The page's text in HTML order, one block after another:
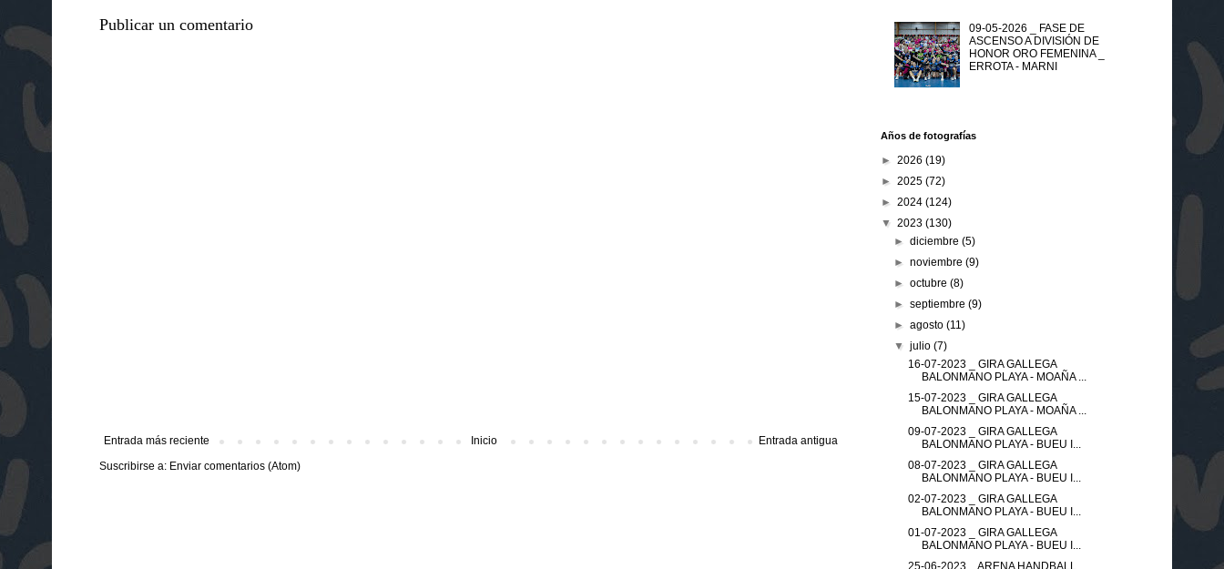
Publicar un comentario
Entrada más reciente Entrada antigua
Inicio
Suscribirse a: Enviar comentarios (Atom)
09-05-2026 _ FASE DE
ASCENSO A DIVISIÓN DE
HONOR ORO FEMENINA _
ERROTA - MARNI
Años de fotografías
► 2026 (19)
► 2025 (72)
► 2024 (124)
▼ 2023 (130)
►diciembre(5)
►noviembre(9)
►octubre(8)
►septiembre(9)
►agosto(11)
▼julio(7)
16-07-2023 _ GIRA GALLEGA
BALONMANO PLAYA - MOAÑA ...
15-07-2023 _ GIRA GALLEGA
BALONMANO PLAYA - MOAÑA ...
09-07-2023 _ GIRA GALLEGA
BALONMANO PLAYA - BUEU I...
08-07-2023 _ GIRA GALLEGA
BALONMANO PLAYA - BUEU I...
02-07-2023 _ GIRA GALLEGA
BALONMANO PLAYA - BUEU I...
01-07-2023 _ GIRA GALLEGA
BALONMANO PLAYA - BUEU I...
25-06-2023 _ ARENA HANDBALL